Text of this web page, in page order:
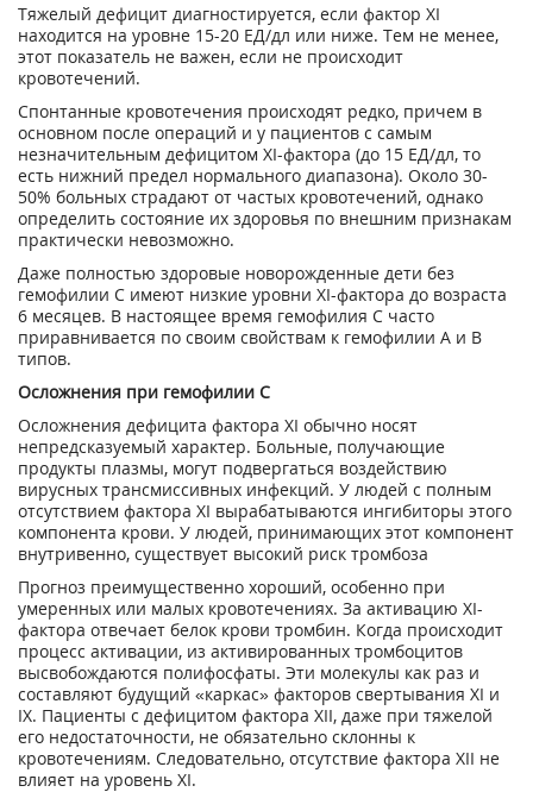
Тяжелый дефицит диагностируется, если фактор XI
находится на уровне 15-20 ЕД/дл или ниже. Тем не менее,
этот показатель не важен, если не происходит
кровотечений.
Спонтанные кровотечения происходят редко, причем в
основном после операций и у пациентов с самым
незначительным дефицитом XI-фактора (до 15 ЕД/дл, то
есть нижний предел нормального диапазона). Около 30-
50% больных страдают от частых кровотечений, однако
определить состояние их здоровья по внешним признакам
практически невозможно.
Даже полностью здоровые новорожденные дети без
гемофилии С имеют низкие уровни XI-фактора до возраста
6 месяцев. В настоящее время гемофилия С часто
приравнивается по своим свойствам к гемофилии А и В
типов.
Осложнения при гемофилии С
Осложнения дефицита фактора XI обычно носят
непредсказуемый характер. Больные, получающие
продукты плазмы, могут подвергаться воздействию
вирусных трансмиссивных инфекций. У людей с полным
отсутствием фактора XI вырабатываются ингибиторы этого
компонента крови. У людей, принимающих этот компонент
внутривенно, существует высокий риск тромбоза
Прогноз преимущественно хороший, особенно при
умеренных или малых кровотечениях. За активацию XI-
фактора отвечает белок крови тромбин. Когда происходит
процесс активации, из активированных тромбоцитов
высвобождаются полифосфаты. Эти молекулы как раз и
составляют будущий «каркас» факторов свертывания XI и
IX. Пациенты с дефицитом фактора XII, даже при тяжелой
его недостаточности, не обязательно склонны к
кровотечениям. Следовательно, отсутствие фактора XII не
влияет на уровень XI.